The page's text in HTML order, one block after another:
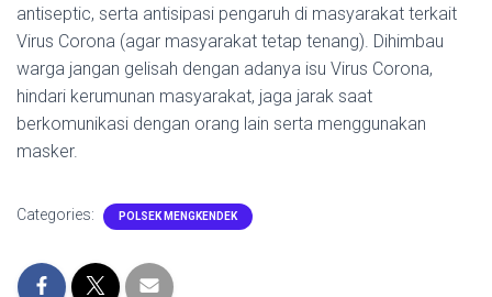
antiseptic, serta antisipasi pengaruh di masyarakat terkait
Virus Corona (agar masyarakat tetap tenang). Dihimbau
warga jangan gelisah dengan adanya isu Virus Corona,
hindari kerumunan masyarakat, jaga jarak saat
berkomunikasi dengan orang lain serta menggunakan
masker.
Categories: POLSEK MENGKENDEK